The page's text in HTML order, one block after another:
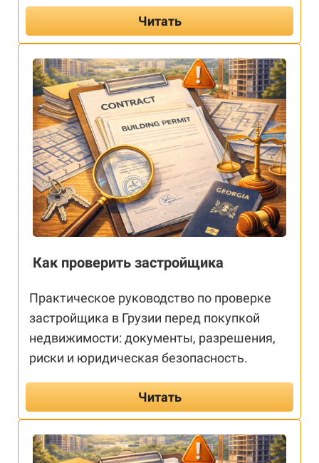
Читать
Как проверить застройщика
Практическое руководство по проверке
застройщика в Грузии перед покупкой
недвижимости: документы, разрешения,
риски и юридическая безопасность.
Читать